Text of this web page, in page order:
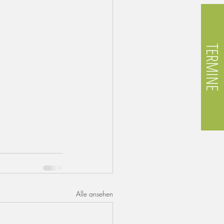
TERMINE
Alle ansehen